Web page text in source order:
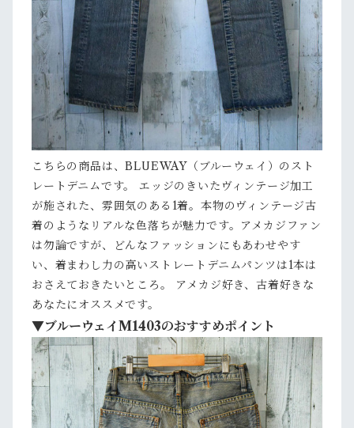
こちらの商品は、BLUEWAY（ブルーウェイ）のスト
レートデニムです。 エッジのきいたヴィンテージ加工
が施された、雰囲気のある1着。本物のヴィンテージ古
着のようなリアルな色落ちが魅力です。アメカジファン
は勿論ですが、どんなファッションにもあわせやす
い、着まわし力の高いストレートデニムパンツは1本は
おさえておきたいところ。 アメカジ好き、古着好きな
あなたにオススメです。
▼ブルーウェイM1403のおすすめポイント